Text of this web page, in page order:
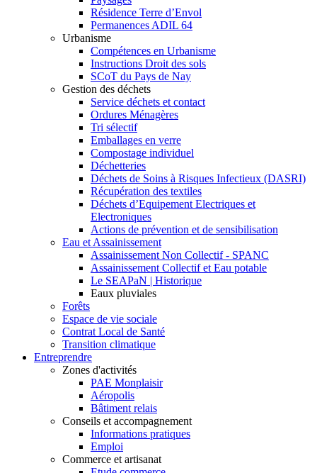
Résidence Terre d’Envol
Permanences ADIL 64
Urbanisme
Compétences en Urbanisme
Instructions Droit des sols
SCoT du Pays de Nay
Gestion des déchets
Service déchets et contact
Ordures Ménagères
Tri sélectif
Emballages en verre
Compostage individuel
Déchetteries
Déchets de Soins à Risques Infectieux (DASRI)
Récupération des textiles
Déchets d’Equipement Electriques et
Electroniques
Actions de prévention et de sensibilisation
Eau et Assainissement
Assainissement Non Collectif - SPANC
Assainissement Collectif et Eau potable
Le SEAPaN | Historique
Eaux pluviales
Forêts
Espace de vie sociale
Contrat Local de Santé
Transition climatique
Entreprendre
Zones d'activités
PAE Monplaisir
Aéropolis
Bâtiment relais
Conseils et accompagnement
Informations pratiques
Emploi
Commerce et artisanat